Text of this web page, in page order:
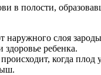
в полости,
наружного слоя
здоровье ребенка.
когда